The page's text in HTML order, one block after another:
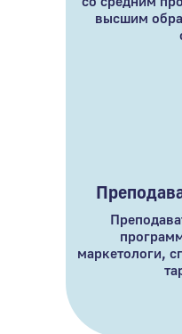
маркетологи,
высшим